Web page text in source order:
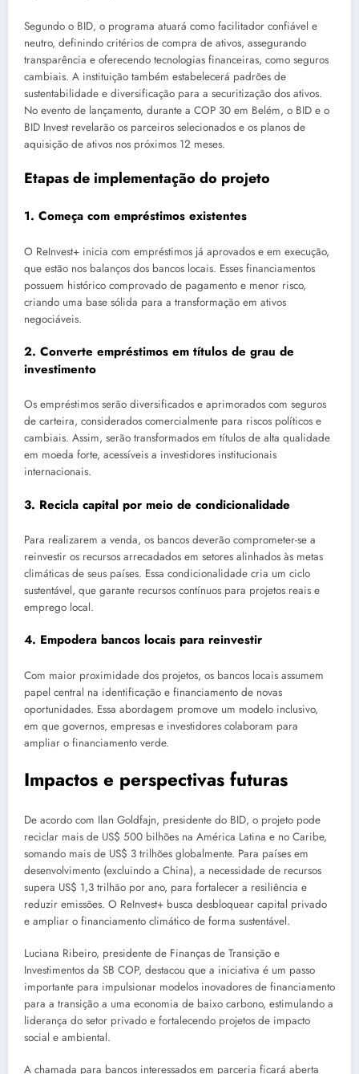
Segundo o BID, o programa atuará como facilitador confiável e
neutro, definindo critérios de compra de ativos, assegurando
transparência e oferecendo tecnologias financeiras, como seguros
cambiais. A instituição também estabelecerá padrões de
sustentabilidade e diversificação para a securitização dos ativos.
No evento de lançamento, durante a COP 30 em Belém, o BID e o
BID Invest revelarão os parceiros selecionados e os planos de
aquisição de ativos nos próximos 12 meses.
Etapas de implementação do projeto
1. Começa com empréstimos existentes
O ReInvest+ inicia com empréstimos já aprovados e em execução,
que estão nos balanços dos bancos locais. Esses financiamentos
possuem histórico comprovado de pagamento e menor risco,
criando uma base sólida para a transformação em ativos
negociáveis.
2. Converte empréstimos em títulos de grau de
investimento
Os empréstimos serão diversificados e aprimorados com seguros
de carteira, considerados comercialmente para riscos políticos e
cambiais. Assim, serão transformados em títulos de alta qualidade
em moeda forte, acessíveis a investidores institucionais
internacionais.
3. Recicla capital por meio de condicionalidade
Para realizarem a venda, os bancos deverão comprometer-se a
reinvestir os recursos arrecadados em setores alinhados às metas
climáticas de seus países. Essa condicionalidade cria um ciclo
sustentável, que garante recursos contínuos para projetos reais e
emprego local.
4. Empodera bancos locais para reinvestir
Com maior proximidade dos projetos, os bancos locais assumem
papel central na identificação e financiamento de novas
oportunidades. Essa abordagem promove um modelo inclusivo,
em que governos, empresas e investidores colaboram para
ampliar o financiamento verde.
Impactos e perspectivas futuras
De acordo com Ilan Goldfajn, presidente do BID, o projeto pode
reciclar mais de US$ 500 bilhões na América Latina e no Caribe,
somando mais de US$ 3 trilhões globalmente. Para países em
desenvolvimento (excluindo a China), a necessidade de recursos
supera US$ 1,3 trilhão por ano, para fortalecer a resiliência e
reduzir emissões. O ReInvest+ busca desbloquear capital privado
e ampliar o financiamento climático de forma sustentável.
Luciana Ribeiro, presidente de Finanças de Transição e
Investimentos da SB COP, destacou que a iniciativa é um passo
importante para impulsionar modelos inovadores de financiamento
para a transição a uma economia de baixo carbono, estimulando a
liderança do setor privado e fortalecendo projetos de impacto
social e ambiental.
A chamada para bancos interessados em parceria ficará aberta